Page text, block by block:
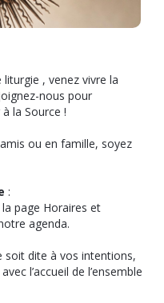
, venez vivre la
nous pour
la Source !
ou en famille, soyez
:
page Horaires et
agenda.
soit dite à vos intentions,
l’accueil de l’ensemble